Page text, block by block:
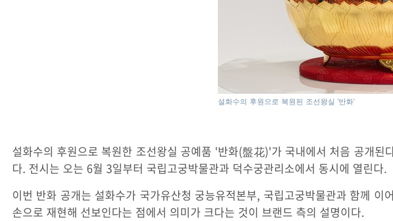
설화수의 후원으로 복원된 조선왕실 '반화'
설화수의 후원으로 복원한 조선왕실 공예품 '반화(盤花)'가 국내에서 처음 공개
다. 전시는 오는 6월 3일부터 국립고궁박물관과 덕수궁관리소에서 동시에 열린다.
이번 반화 공개는 설화수가 국가유산청 궁능유적본부, 국립고궁박물관과 함께
손으로 재현해 선보인다는 점에서 의미가 크다는 것이 브랜드 측의 설명이다.